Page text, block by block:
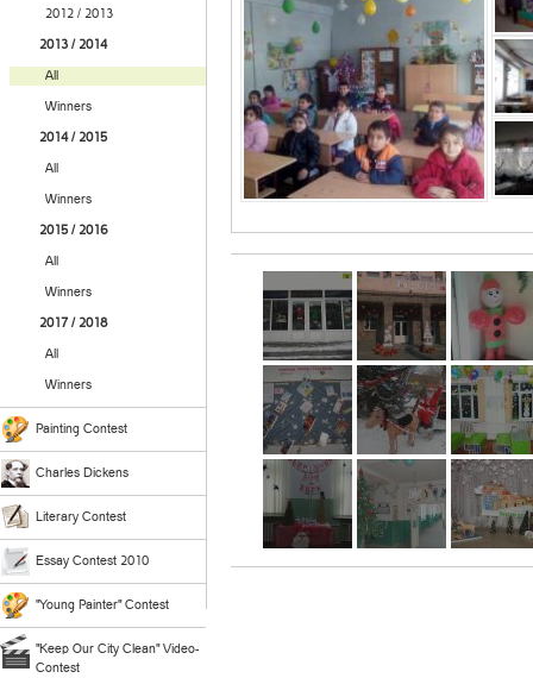
2012 / 2013
2013 / 2014
All
Winners
2014 / 2015
All
Winners
2015 / 2016
All
Winners
2017 / 2018
All
Winners
Painting Contest
Charles Dickens
Literary Contest
Essay Contest 2010
"Young Painter" Contest
"Keep Our City Clean" Video-
Contest